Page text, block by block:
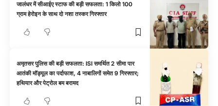
जालंधर में सीआईए स्टाफ की बड़ी सफलता: 1 किलो 100
ग्राम हेरोइन के साथ दो नशा तस्कर गिरफ्तार
अमृतसर पुलिस की बड़ी सफलता: ISI समर्थित 2 सीमा पार
आतंकी मॉड्यूल का पर्दाफाश, 4 नाबालिगों समेत 9 गिरफ्तार;
हथियार और पेट्रोल बम बरामद